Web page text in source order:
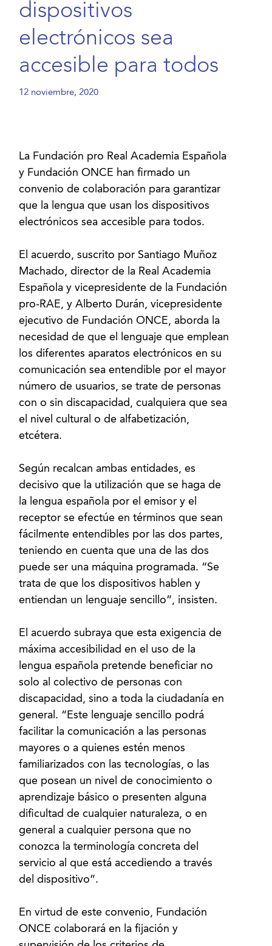
dispositivos
electrónicos sea
accesible para todos
12 noviembre, 2020
La Fundación pro Real Academia Española
y Fundación ONCE han firmado un
convenio de colaboración para garantizar
que la lengua que usan los dispositivos
electrónicos sea accesible para todos.
El acuerdo, suscrito por Santiago Muñoz
Machado, director de la Real Academia
Española y vicepresidente de la Fundación
pro-RAE, y Alberto Durán, vicepresidente
ejecutivo de Fundación ONCE, aborda la
necesidad de que el lenguaje que emplean
los diferentes aparatos electrónicos en su
comunicación sea entendible por el mayor
número de usuarios, se trate de personas
con o sin discapacidad, cualquiera que sea
el nivel cultural o de alfabetización,
etcétera.
Según recalcan ambas entidades, es
decisivo que la utilización que se haga de
la lengua española por el emisor y el
receptor se efectúe en términos que sean
fácilmente entendibles por las dos partes,
teniendo en cuenta que una de las dos
puede ser una máquina programada. “Se
trata de que los dispositivos hablen y
entiendan un lenguaje sencillo”, insisten.
El acuerdo subraya que esta exigencia de
máxima accesibilidad en el uso de la
lengua española pretende beneficiar no
solo al colectivo de personas con
discapacidad, sino a toda la ciudadanía en
general. “Este lenguaje sencillo podrá
facilitar la comunicación a las personas
mayores o a quienes estén menos
familiarizados con las tecnologías, o las
que posean un nivel de conocimiento o
aprendizaje básico o presenten alguna
dificultad de cualquier naturaleza, o en
general a cualquier persona que no
conozca la terminología concreta del
servicio al que está accediendo a través
del dispositivo”.
En virtud de este convenio, Fundación
ONCE colaborará en la fijación y